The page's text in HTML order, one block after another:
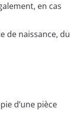
en cas
de naissance, du
d’une pièce